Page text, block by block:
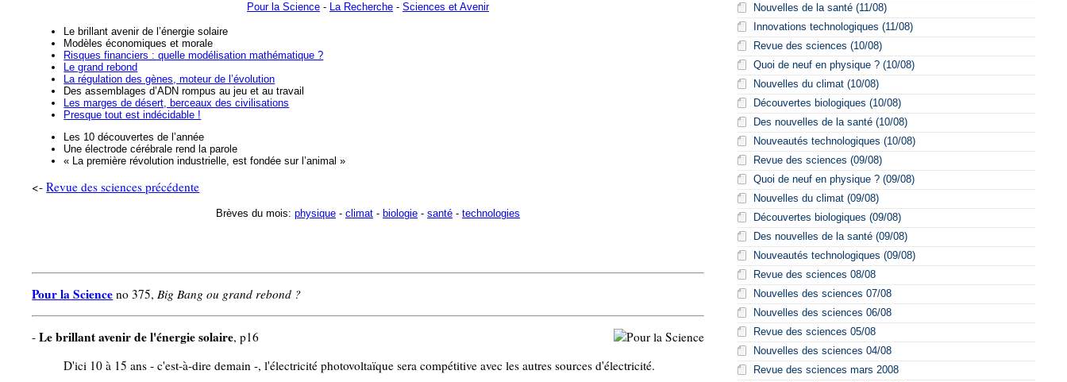
Pour la Science - La Recherche -Sciences et Avenir
Le brillant avenir de l’énergie solaire
Modèles économiques et morale
Risques financiers : quelle modélisation mathématique ?
Le grand rebond
La régulation des gènes, moteur de l’évolution
Des assemblages d’ADN rompus au jeu et au travail
Les marges de désert, berceaux des civilisations
Presque tout est indécidable !
Les 10 découvertes de l’année
Une électrode cérébrale rend la parole
« La première révolution industrielle, est fondée sur l’animal »
<-Revue des sciences précédente
Brèves du mois:physique -climat - biologie -santé -technologies
Pour la Science no 375,Big Bang ou grand rebond ?
-Le brillant avenir de l'énergie solaire, p16
D'ici 10 à 15 ans - c'est-à-dire demain -, l'électricité photovoltaïque sera compétitive avec les autres sources d'électricité.
Nouvelles de la santé (11/08)
Innovations technologiques (11/08)
Revue des sciences (10/08)
Quoi de neuf en physique ? (10/08)
Nouvelles du climat (10/08)
Découvertes biologiques (10/08)
Des nouvelles de la santé (10/08)
Nouveautés technologiques (10/08)
Revue des sciences (09/08)
Quoi de neuf en physique ? (09/08)
Nouvelles du climat (09/08)
Découvertes biologiques (09/08)
Des nouvelles de la santé (09/08)
Nouveautés technologiques (09/08)
Revue des sciences 08/08
Nouvelles des sciences 07/08
Nouvelles des sciences 06/08
Revue des sciences 05/08
Nouvelles des sciences 04/08
Revue des sciences mars 2008